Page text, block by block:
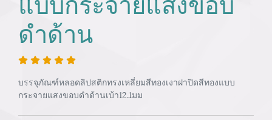
ดำด้าน
บรรจุภัณฑ์หลอดลิปสติกทรงเหลี่ยมสีทองเงาฝาปิดสีทองแบบ
กระจายแสงขอบดำด้านเบ้า12.1มม